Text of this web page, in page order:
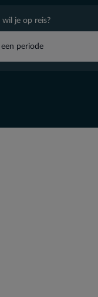
je op reis?
een periode